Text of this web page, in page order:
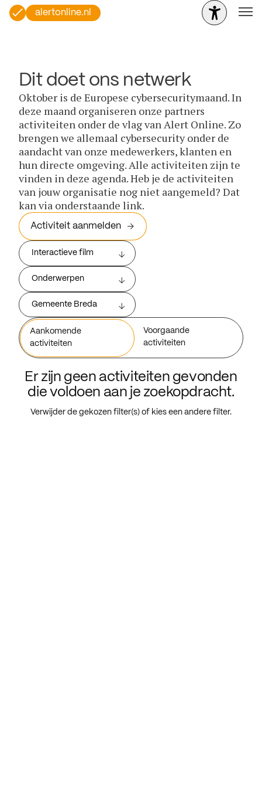
alertonline.nl
Dit doet ons netwerk
Oktober is de Europese cybersecuritymaand. In
deze maand organiseren onze partners
activiteiten onder de vlag van Alert Online. Zo
brengen we allemaal cybersecurity onder de
aandacht van onze medewerkers, klanten en
hun directe omgeving. Alle activiteiten zijn te
vinden in deze agenda. Heb je de activiteiten
van jouw organisatie nog niet aangemeld? Dat
kan via onderstaande link.
Activiteit aanmelden
Interactieve film
Onderwerpen
Gemeente Breda
Aankomende
activiteiten
Voorgaande
activiteiten
Er zijn geen activiteiten gevonden
die voldoen aan je zoekopdracht.
Verwijder de gekozen filter(s) of kies een andere filter.